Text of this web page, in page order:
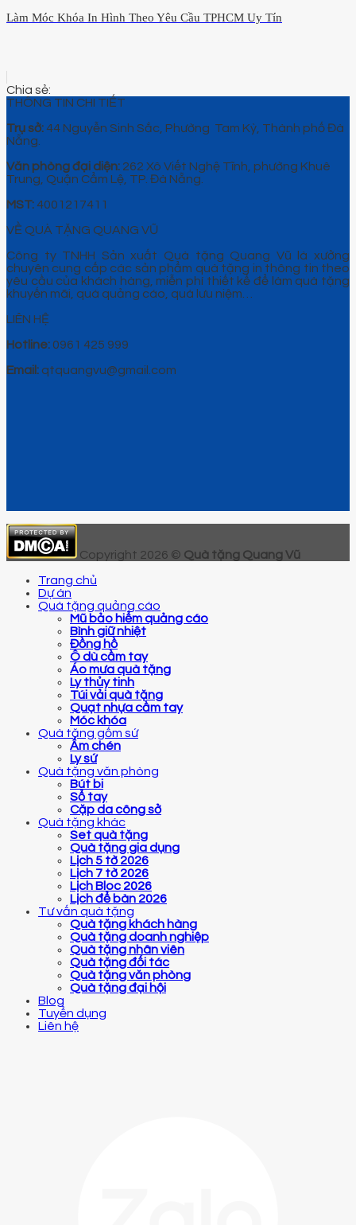
Làm Móc Khóa In Hình Theo Yêu Cầu TPHCM Uy Tín
THÔNG TIN CHI TIẾT
Trụ sở: 44 Nguyễn Sinh Sắc, Phường Tam Kỳ, Thành phố Đà
Nẵng.
Văn phòng đại diện: 262 Xô Viết Nghệ Tĩnh, phường Khuê
Trung, Quận Cẩm Lệ, TP. Đà Nẵng.
MST: 4001217411
VỀ QUÀ TẶNG QUANG VŨ
Công ty TNHH Sản xuất Quà tặng Quang Vũ là xưởng
chuyên cung cấp các sản phẩm quà tặng in thông tin theo
yêu cầu của khách hàng, miễn phí thiết kế để làm quà tặng
khuyến mãi, quà quảng cáo, quà lưu niệm…
LIÊN HỆ
Hotline: 0961 425 999
Email: qtquangvu@gmail.com
Copyright 2026 © Quà tặng Quang Vũ
Trang chủ
Dự án
Quà tặng quảng cáo
Mũ bảo hiểm quảng cáo
Bình giữ nhiệt
Đồng hồ
Ô dù cầm tay
Áo mưa quà tặng
Ly thủy tinh
Túi vải quà tặng
Quạt nhựa cầm tay
Móc khóa
Quà tặng gốm sứ
Ấm chén
Ly sứ
Quà tặng văn phòng
Bút bi
Sổ tay
Cặp da công sở
Quà tặng khác
Set quà tặng
Quà tặng gia dụng
Lịch 5 tờ 2026
Lịch 7 tờ 2026
Lịch Bloc 2026
Lịch để bàn 2026
Tư vấn quà tặng
Quà tặng khách hàng
Quà tặng doanh nghiệp
Quà tặng nhân viên
Quà tặng đối tác
Quà tặng văn phòng
Quà tặng đại hội
Blog
Tuyển dụng
Liên hệ